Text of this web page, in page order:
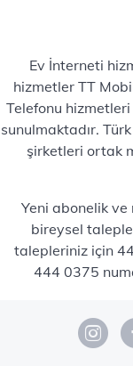
Ev İnterneti
hizmetler TT
Telefonu
sunulmaktadır.
şirketleri ortak
Yeni abonelik
bireysel
talepleriniz için
444 0375